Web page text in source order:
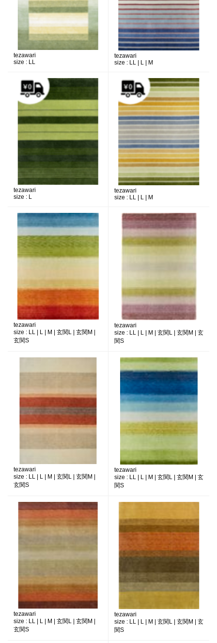
tezawari
size : LL
tezawari
size : LL | L | M
tezawari
size : L
tezawari
size : LL | L | M
tezawari
size : LL | L | M | 玄関L | 玄関M |
玄関S
tezawari
size : LL | L | M | 玄関L | 玄関M | 玄
関S
tezawari
size : LL | L | M | 玄関L | 玄関M |
玄関S
tezawari
size : LL | L | M | 玄関L | 玄関M | 玄
関S
tezawari
size : LL | L | M | 玄関L | 玄関M |
玄関S
tezawari
size : LL | L | M | 玄関L | 玄関M | 玄
関S